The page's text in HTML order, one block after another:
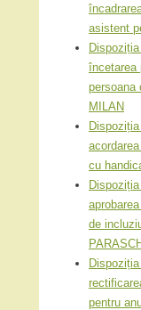
asistent
încetarea
persoana
MILAN
cu
de
pentru